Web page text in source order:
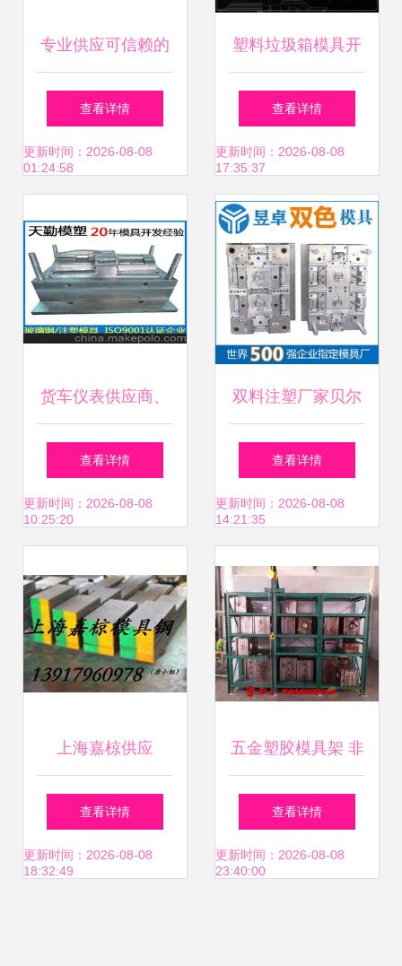
专业供应可信赖的
改性塑料及塑料模
具解决方案
查看详情
更新时间：2026-08-08
01:24:58
塑料垃圾箱模具开
模生产公司的专业
解决方案
查看详情
更新时间：2026-08-08
17:35:37
货车仪表供应商、
价格与批发市场及
塑料模具关联分析
查看详情
更新时间：2026-08-08
10:25:20
双料注塑厂家贝尔
金三防手机塑料外
壳成型 一站式服务
查看详情
更新时间：2026-08-08
14:21:35
上海嘉椋供应
ASP23粉末高速钢
塑料模具制造的理
查看详情
更新时间：2026-08-08
18:32:49
五金塑胶模具架 非
标定制与厂家选择
指南
查看详情
更新时间：2026-08-08
23:40:00